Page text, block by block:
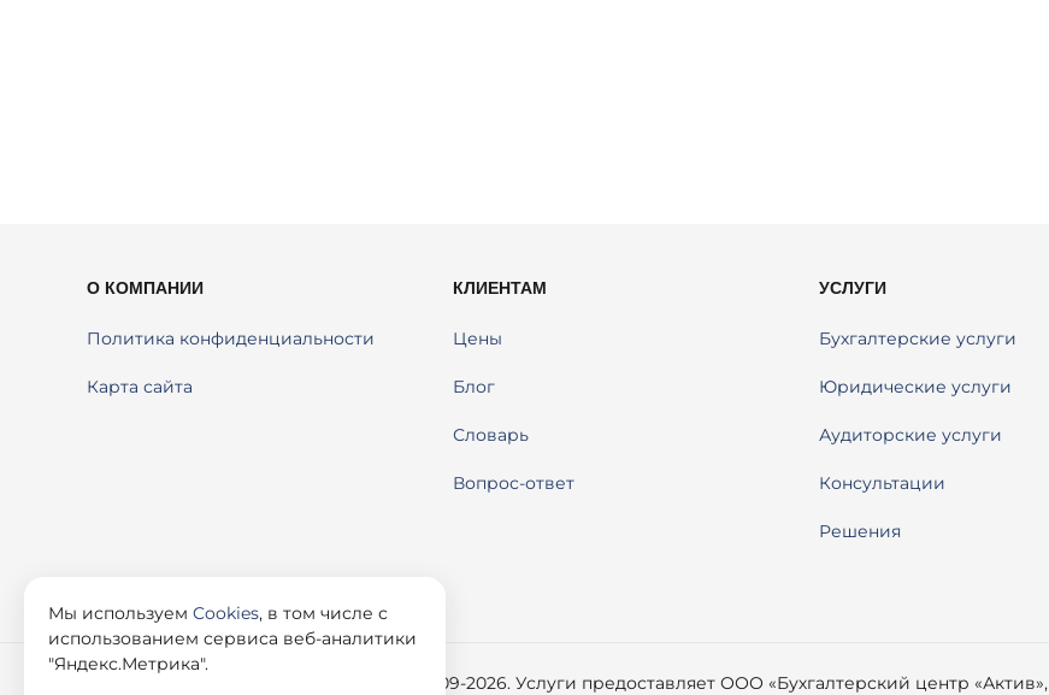
О КОМПАНИИ
Политика конфиденциальности
Карта сайта
КЛИЕНТАМ
Цены
Блог
Словарь
Вопрос-ответ
УСЛУГИ
Бухгалтерские услуги
Юридические услуги
Аудиторские услуги
Консультации
Решения
© 2009-2026. Услуги предоставляет ООО «Бухгалтерский центр «Актив»,
Мы используем Cookies, в том числе с
использованием сервиса веб-аналитики
"Яндекс.Метрика".